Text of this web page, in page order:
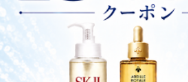
[ソティス]
>SPA クレンジ
500ml